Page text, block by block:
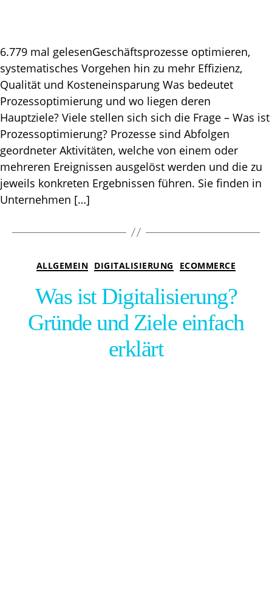
6.779 mal gelesenGeschäftsprozesse optimieren,
systematisches Vorgehen hin zu mehr Effizienz,
Qualität und Kosteneinsparung Was bedeutet
Prozessoptimierung und wo liegen deren
Hauptziele? Viele stellen sich sich die Frage – Was ist
Prozessoptimierung? Prozesse sind Abfolgen
geordneter Aktivitäten, welche von einem oder
mehreren Ereignissen ausgelöst werden und die zu
jeweils konkreten Ergebnissen führen. Sie finden in
Unternehmen […]
Kategorien
ALLGEMEIN DIGITALISIERUNG ECOMMERCE
Was ist Digitalisierung?
Gründe und Ziele einfach
erklärt